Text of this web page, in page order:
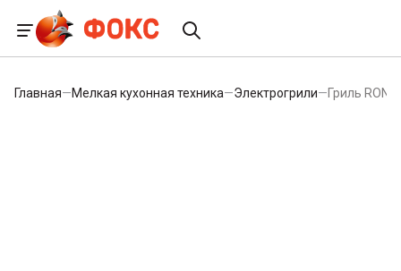
Главная—Мелкая кухонная техника—Электрогрили—Гриль